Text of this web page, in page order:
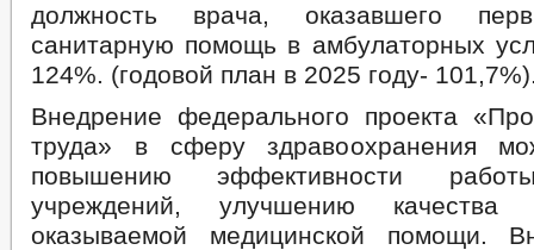
должность врача, оказавшего
санитарную помощь в амбулаторных
124%. (годовой план в 2025 году-
Внедрение федерального проекта
труда» в сферу здравоохранения
повышению эффективности
учреждений, улучшению качества
оказываемой медицинской помощи.